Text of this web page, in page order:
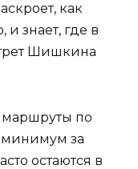
как
и знает, где в
Шишкина
по
за
остаются в